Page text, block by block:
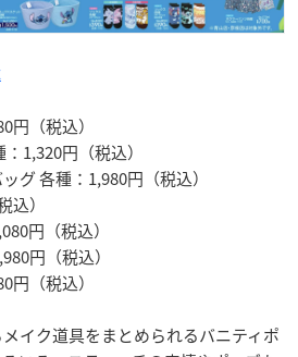
円（税込）
1,320円（税込）
グ 各種：1,980円（税込）
）
円（税込）
円（税込）
円（税込）
イク道具をまとめられるバニティポ